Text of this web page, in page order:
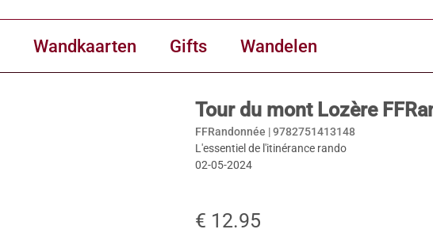
Wandkaarten Gifts Wandelen
Tour du mont Lozère
FFRandonnée |9782751413148
L'essentiel de l'itinérance rando
02-05-2024
€ 12.95